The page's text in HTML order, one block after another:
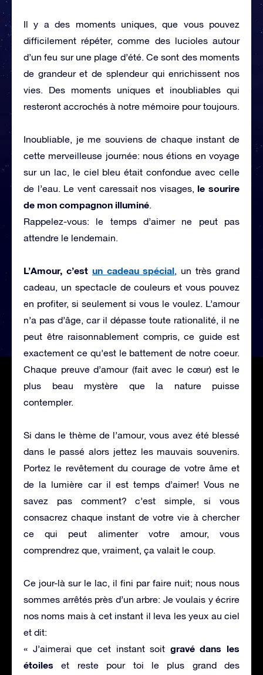
Il y a des moments uniques, que vous pouvez
difficilement répéter, comme des lucioles autour
d’un feu sur une plage d’été. Ce sont des moments
de grandeur et de splendeur qui enrichissent nos
vies. Des moments uniques et inoubliables qui
resteront accrochés à notre mémoire pour toujours.
Inoubliable, je me souviens de chaque instant de
cette merveilleuse journée: nous étions en voyage
sur un lac, le ciel bleu était confondue avec celle
de l’eau. Le vent caressait nos visages, le sourire
de mon compagnon illuminé.
Rappelez-vous: le temps d’aimer ne peut pas
attendre le lendemain.
L’Amour, c’est un cadeau spécial, un très grand
cadeau, un spectacle de couleurs et vous pouvez
en profiter, si seulement si vous le voulez. L’amour
n’a pas d’âge, car il dépasse toute rationalité, il ne
peut être raisonnablement compris, ce guide est
exactement ce qu’est le battement de notre coeur.
Chaque preuve d’amour (fait avec le cœur) est le
plus beau mystère que la nature puisse
contempler.
Si dans le thème de l’amour, vous avez été blessé
dans le passé alors jettez les mauvais souvenirs.
Portez le revêtement du courage de votre âme et
de la lumière car il est temps d’aimer! Vous ne
savez pas comment? c’est simple, si vous
consacrez chaque instant de votre vie à chercher
ce qui peut alimenter votre amour, vous
comprendrez que, vraiment, ça valait le coup.
Ce jour-là sur le lac, il fini par faire nuit; nous nous
sommes arrêtés près d’un arbre: Je voulais y écrire
nos noms mais à cet instant il leva les yeux au ciel
et dit:
« J’aimerai que cet instant soit gravé dans les
étoiles et reste pour toi le plus grand des